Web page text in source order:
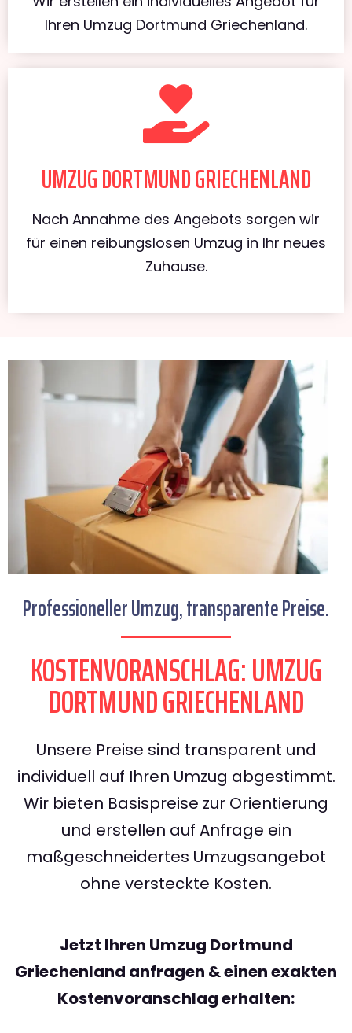
Ihren Umzug Dortmund Griechenland.
UMZUG DORTMUND GRIECHENLAND
Nach Annahme des Angebots sorgen wir
für einen reibungslosen Umzug in Ihr neues
Zuhause.
Professioneller Umzug, transparente Preise.
KOSTENVORANSCHLAG: UMZUG
DORTMUND GRIECHENLAND
Unsere Preise sind transparent und
individuell auf Ihren Umzug abgestimmt.
Wir bieten Basispreise zur Orientierung
und erstellen auf Anfrage ein
maßgeschneidertes Umzugsangebot
ohne versteckte Kosten.
Jetzt Ihren Umzug Dortmund
Griechenland anfragen & einen exakten
Kostenvoranschlag erhalten: